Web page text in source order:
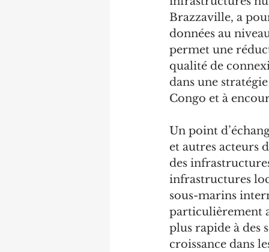
Brazzaville, a
données au
permet une
qualité de
dans une
Congo et à
Un point
et autres acteurs
des
infrastructures
sous-marins
particulièrement
plus rapide à des
croissance dans